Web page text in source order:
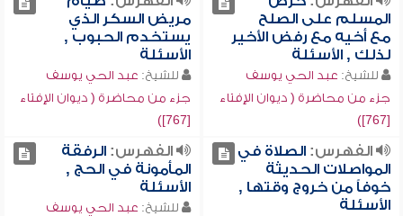
المسلم على الصلح
مع أخيه مع رفض الأخير
لذلك , الأسئلة
للشيخ: عبد الحي يوسف
جزء من محاضرة ( ديوان الإفتاء
[767])
مريض السكر الذي
يستخدم الحبوب ,
الأسئلة
للشيخ: عبد الحي يوسف
جزء من محاضرة ( ديوان الإفتاء
[767])
الفهرس:الصلاة في
المواصلات الحديثة
خوفاً من خروج وقتها ,
الأسئلة
الفهرس:الرفقة
المأمونة في الحج ,
الأسئلة
للشيخ: عبد الحي يوسف